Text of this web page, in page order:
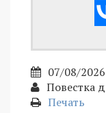
07/08/
Повестка
Печать